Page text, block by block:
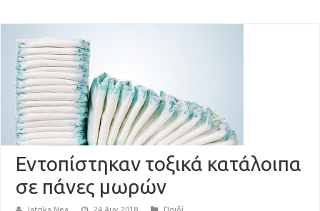
Εντοπίστηκαν τοξικά κατάλοιπα
σε πάνες μωρών